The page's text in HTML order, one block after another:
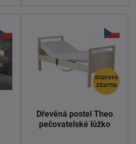
doprava
zdarma
Dřevěná postel Theo
pečovatelské lůžko